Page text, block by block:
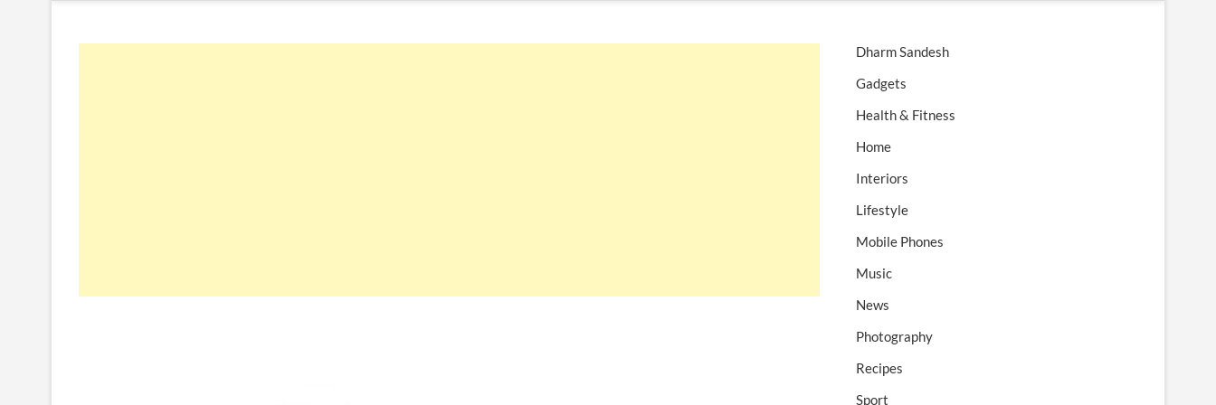
Dharm Sandesh
Gadgets
Health & Fitness
Home
Interiors
Lifestyle
Mobile Phones
Music
News
Photography
Recipes
Sport